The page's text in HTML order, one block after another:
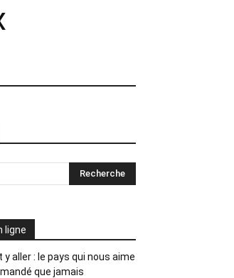
ligne
aller : le pays qui nous aime
que jamais